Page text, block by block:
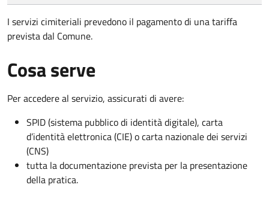
I servizi cimiteriali prevedono il pagamento di una tariffa
prevista dal Comune.
Cosa serve
Per accedere al servizio, assicurati di avere:
SPID (sistema pubblico di identità digitale), carta
d’identità elettronica (CIE) o carta nazionale dei servizi
(CNS)
tutta la documentazione prevista per la presentazione
della pratica.